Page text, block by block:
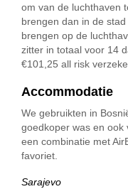
om van de luchthaven
brengen dan in de
brengen op de
zitter in totaal voor 14
€101,25 all risk
Accommodatie
We gebruikten in
goedkoper was en ook
een combinatie met
favoriet.
Sarajevo